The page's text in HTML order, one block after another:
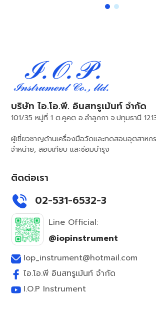
บริษัท ไอ.โอ.พี. อินสทรูเม้นท์ จำกัด
101/35 หมู่ที่ 1 ต.คูคต อ.ลำลูกกา จ.ปทุมธานี
ผู้เชี่ยวชาญด้านเครื่องมือวัดและทดสอบอุตสาหก
จำหน่าย, สอบเทียบ และซ่อมบำรุง
ติดต่อเรา
02-531-6532-3
Line Official:
@iopinstrument
Iop_instrument@hotmail.com
ไอ.โอ.พี อินสทรูเม้นท์ จำกัด
I.O.P Instrument